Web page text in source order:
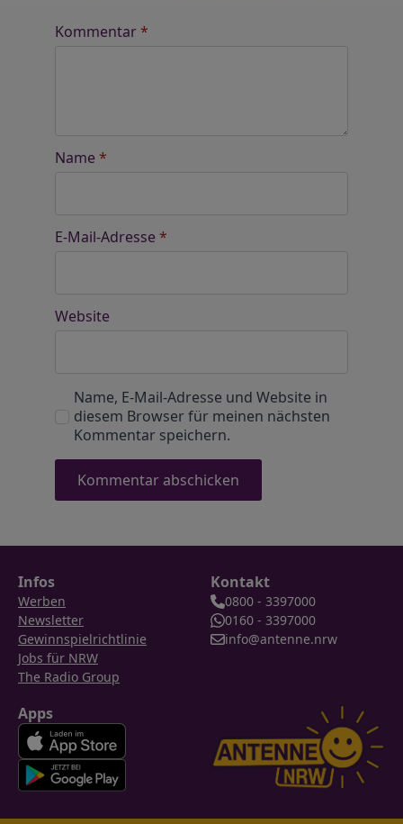
Kommentar*
Name *
E-Mail-Adresse *
Website
Name, E-Mail-Adresse und Website in
diesem Browser für meinen nächsten
Kommentar speichern.
Infos
Werben
Newsletter
Gewinnspielrichtlinie
Jobs für NRW
The Radio Group
Kontakt
0800 - 3397000
0160 - 3397000
info@antenne.nrw
Apps